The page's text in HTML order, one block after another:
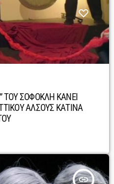
ΤΟΥ ΣΟΦΟΚΛΗ ΚΑΝΕΙ
ΑΛΣΟΥΣ ΚΑΤΙΝΑ
insert_link